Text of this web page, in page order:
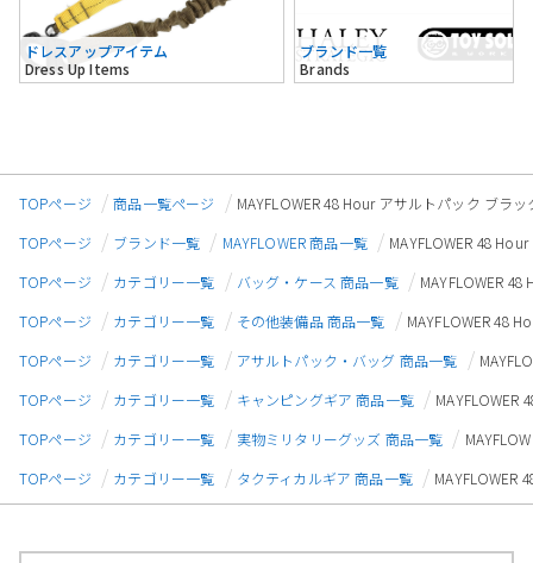
ドレスアップアイテム
Dress Up Items
ブランド一覧
Brands
TOPページ 商品一覧ページ
MAYFLOWER 48 Hour アサルトパック ブラッ
TOPページ
ブランド一覧 MAYFLOWER 商品一覧
MAYFLOWER 48
TOPページ
カテゴリー一覧 バッグ・ケース 商品一覧
MAYFLOWER
TOPページ
カテゴリー一覧 その他装備品 商品一覧
MAYFLOWER 48
TOPページ
カテゴリー一覧 アサルトパック・バッグ 商品一覧
TOPページ
カテゴリー一覧 キャンピングギア 商品一覧
MAYFLOWER
TOPページ
カテゴリー一覧 実物ミリタリーグッズ 商品一覧
TOPページ
カテゴリー一覧 タクティカルギア 商品一覧 MAYFLOWER